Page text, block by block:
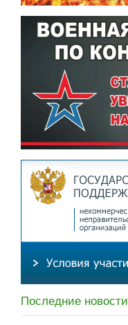
Последние новости